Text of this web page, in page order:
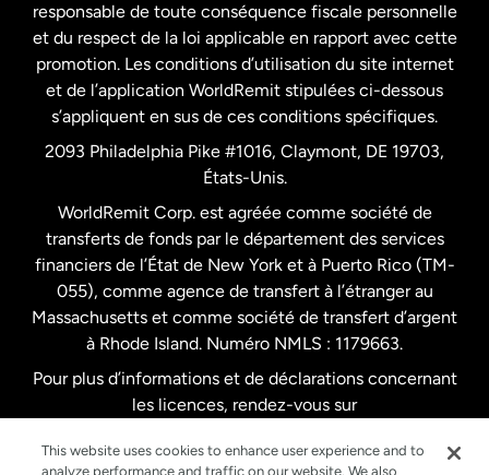
Malaisie
Nouvelle-Zélande
Pays-Bas
Royaume-Uni
Suède
responsable de toute conséquence fiscale personnelle
et du respect de la loi applicable en rapport avec cette
promotion. Les conditions d’utilisation du site internet
et de l’application WorldRemit stipulées ci-dessous
s’appliquent en sus de ces conditions spécifiques.
2093 Philadelphia Pike #1016, Claymont, DE 19703,
États-Unis.
WorldRemit Corp. est agréée comme société de
transferts de fonds par le département des services
financiers de l’État de New York et à Puerto Rico (TM-
055), comme agence de transfert à l’étranger au
Massachusetts et comme société de transfert d’argent
à Rhode Island. Numéro NMLS : 1179663.
Pour plus d’informations et de déclarations concernant
les licences, rendez-vous sur
This website uses cookies to enhance user experience and to
analyze performance and traffic on our website. We also